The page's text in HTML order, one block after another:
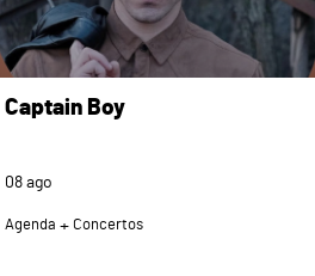
Captain Boy
08 ago
Agenda Concertos